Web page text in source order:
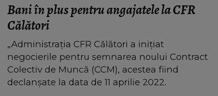
Bani în plus pentru angajatele la CFR
Călători
„Administrația CFR Călători a inițiat
negocierile pentru semnarea noului Contract
Colectiv de Muncă (CCM), acestea fiind
declanșate la data de 11 aprilie 2022.